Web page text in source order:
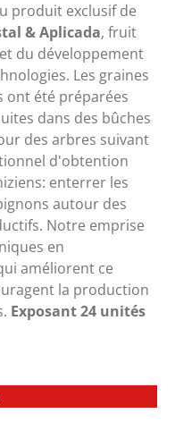
produit exclusif de
& Aplicada, fruit
du développement
Les graines
ont été préparées
dans des bûches
des arbres suivant
d'obtention
enterrer les
autour des
Notre emprise
en
améliorent ce
la production
Exposant 24 unités